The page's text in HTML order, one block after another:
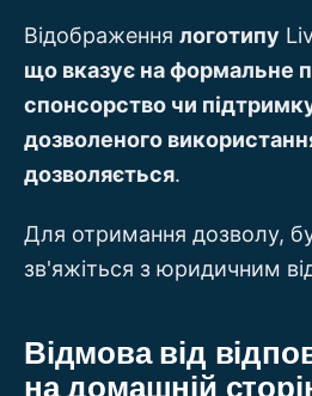
Відображення логотипу
що вказує на формальне
спонсорство чи
дозволеного
дозволяється.
Для отримання дозволу,
зв'яжіться з юридичним
Відмова від
на домашній